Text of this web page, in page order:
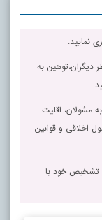
نمایید.
دیگران،توهین به
مسٔولان، اقلیت
اخلاقی و قوانین
تشخیص خود با